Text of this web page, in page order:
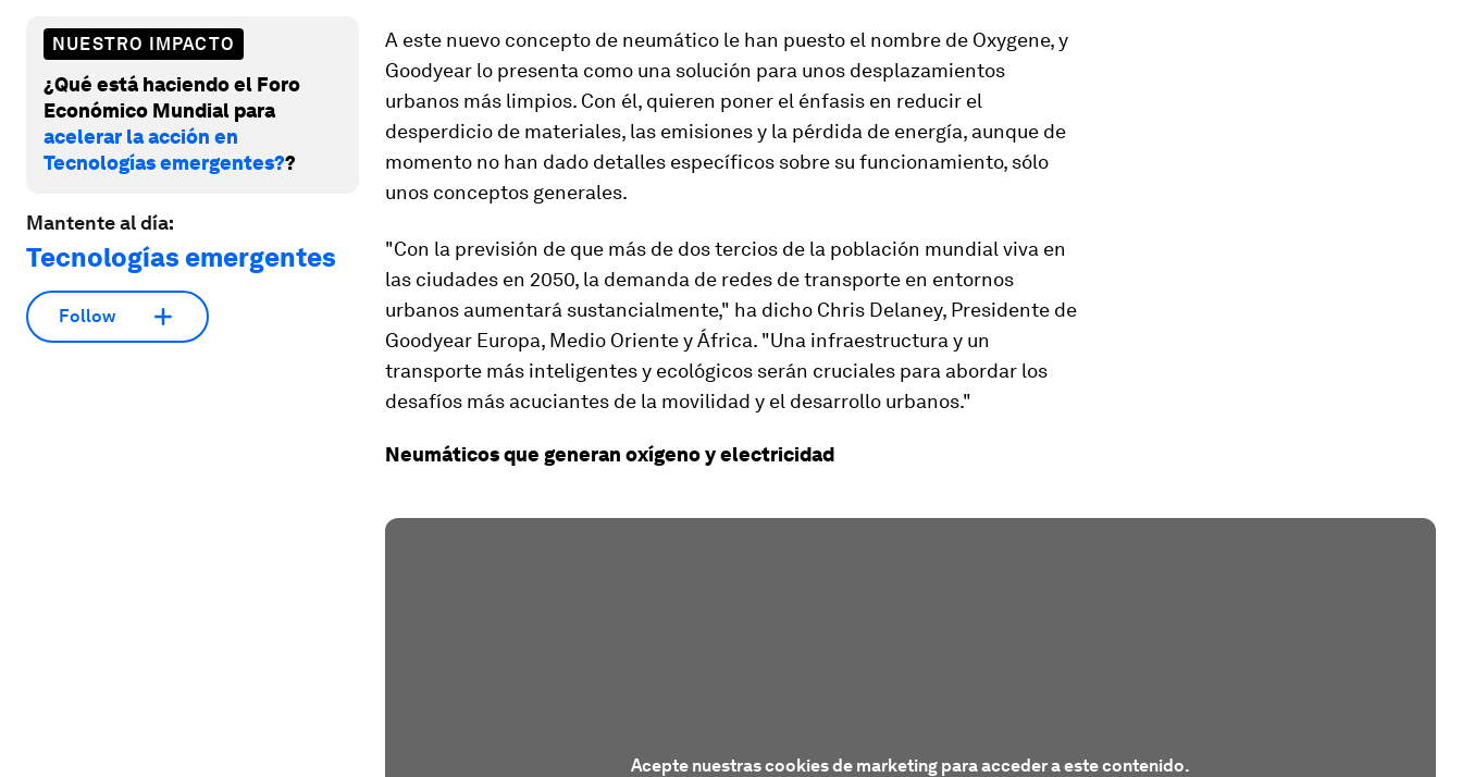
NUESTRO IMPACTO
¿Qué está haciendo el Foro
Económico Mundial para
acelerar la acción en
Tecnologías emergentes??
Mantente al día:
Tecnologías emergentes
Follow
A este nuevo concepto de neumático le han puesto el nombre de Oxygene, y
Goodyear lo presenta como una solución para unos desplazamientos
urbanos más limpios. Con él, quieren poner el énfasis en reducir el
desperdicio de materiales, las emisiones y la pérdida de energía, aunque de
momento no han dado detalles específicos sobre su funcionamiento, sólo
unos conceptos generales.
"Con la previsión de que más de dos tercios de la población mundial viva en
las ciudades en 2050, la demanda de redes de transporte en entornos
urbanos aumentará sustancialmente," ha dicho Chris Delaney, Presidente de
Goodyear Europa, Medio Oriente y África. "Una infraestructura y un
transporte más inteligentes y ecológicos serán cruciales para abordar los
desafíos más acuciantes de la movilidad y el desarrollo urbanos."
Neumáticos que generan oxígeno y electricidad
Acepte nuestras cookies de marketing para acceder a este contenido.